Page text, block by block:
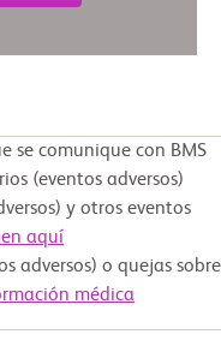
se comunique con BMS
(eventos adversos)
y otros eventos
aquí
adversos) o quejas sobre
médica